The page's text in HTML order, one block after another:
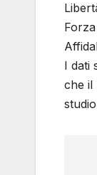
I dati
che il